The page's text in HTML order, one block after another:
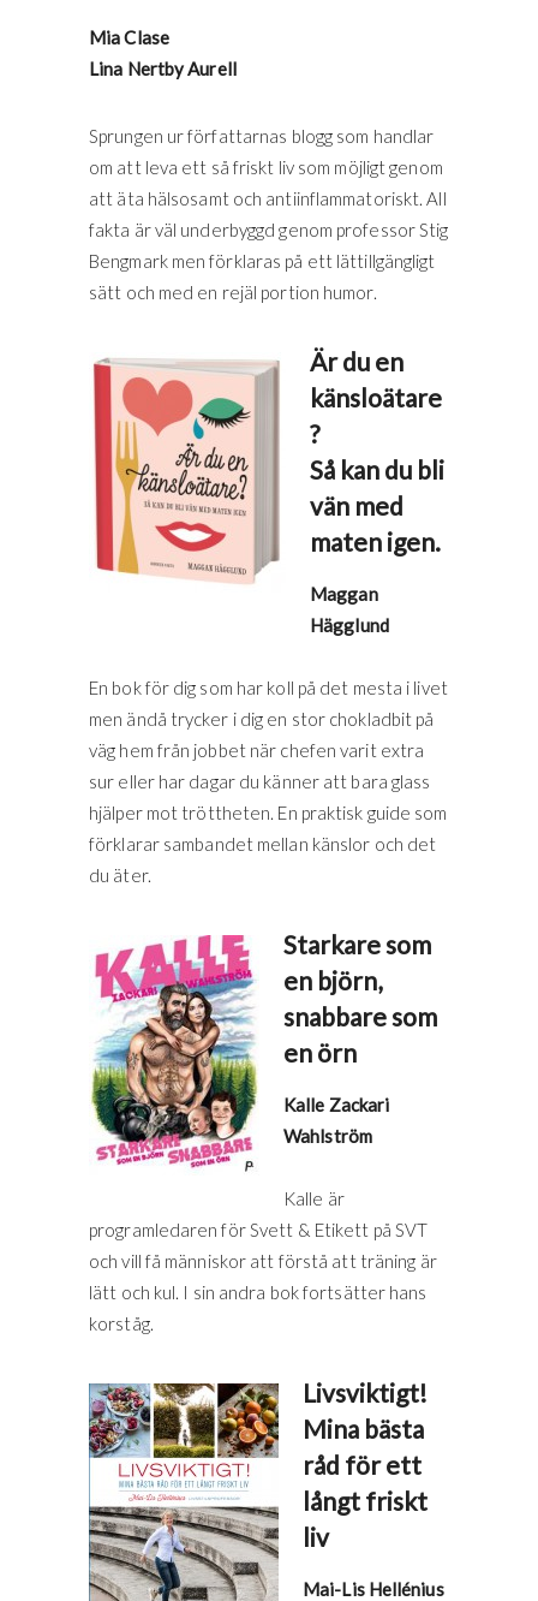
Mia Clase
Lina Nertby Aurell
Sprungen ur författarnas blogg som handlar
om att leva ett så friskt liv som möjligt genom
att äta hälsosamt och antiinflammatoriskt. All
fakta är väl underbyggd genom professor Stig
Bengmark men förklaras på ett lättillgängligt
sätt och med en rejäl portion humor.
Är du en
känsloätare
?
Så kan du bli
vän med
maten igen.
Maggan
Hägglund
En bok för dig som har koll på det mesta i livet
men ändå trycker i dig en stor chokladbit på
väg hem från jobbet när chefen varit extra
sur eller har dagar du känner att bara glass
hjälper mot tröttheten. En praktisk guide som
förklarar sambandet mellan känslor och det
du äter.
Starkare som
en björn,
snabbare som
en örn
Kalle Zackari
Wahlström
Kalle är
programledaren för Svett & Etikett på SVT
och vill få människor att förstå att träning är
lätt och kul. I sin andra bok fortsätter hans
korståg.
Livsviktigt!
Mina bästa
råd för ett
långt friskt
liv
Mai-Lis Hellénius